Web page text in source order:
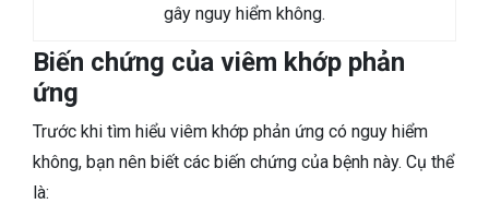
gây nguy hiểm không.
Biến chứng của viêm khớp phản
ứng
Trước khi tìm hiểu viêm khớp phản ứng có nguy hiểm
không, bạn nên biết các biến chứng của bệnh này. Cụ thể
là: